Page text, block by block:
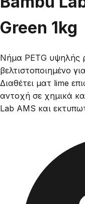
Green 1kg
Νήμα PETG υψηλής
βελτιστοποιημένο
Διαθέτει ματ lime
αντοχή σε χημικά
Lab AMS και